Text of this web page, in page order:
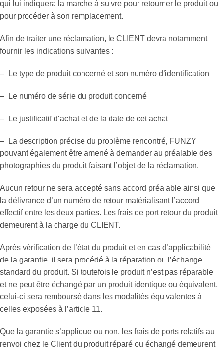
qui lui indiquera la marche à suivre pour retourner le produit ou
pour procéder à son remplacement.
Afin de traiter une réclamation, le CLIENT devra notamment
fournir les indications suivantes :
– Le type de produit concerné et son numéro d’identification
– Le numéro de série du produit concerné
– Le justificatif d’achat et de la date de cet achat
– La description précise du problème rencontré, FUNZY
pouvant également être amené à demander au préalable des
photographies du produit faisant l’objet de la réclamation.
Aucun retour ne sera accepté sans accord préalable ainsi que
la délivrance d’un numéro de retour matérialisant l’accord
effectif entre les deux parties. Les frais de port retour du produit
demeurent à la charge du CLIENT.
Après vérification de l’état du produit et en cas d’applicabilité
de la garantie, il sera procédé à la réparation ou l’échange
standard du produit. Si toutefois le produit n’est pas réparable
et ne peut être échangé par un produit identique ou équivalent,
celui-ci sera remboursé dans les modalités équivalentes à
celles exposées à l’article 11.
Que la garantie s’applique ou non, les frais de ports relatifs au
renvoi chez le Client du produit réparé ou échangé demeurent